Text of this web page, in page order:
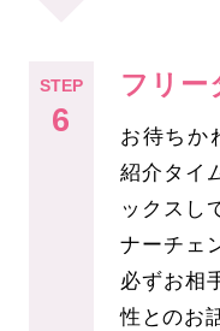
STEP
6
フリー
お待ちか
紹介タイ
ックスし
ナーチェ
必ずお相
性とのお